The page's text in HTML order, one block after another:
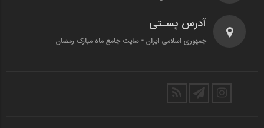
آدرس پسـتی
جمهوری اسلامی ایران - سایت جامع ماه مبارک رمضان